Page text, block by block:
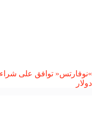
دولار